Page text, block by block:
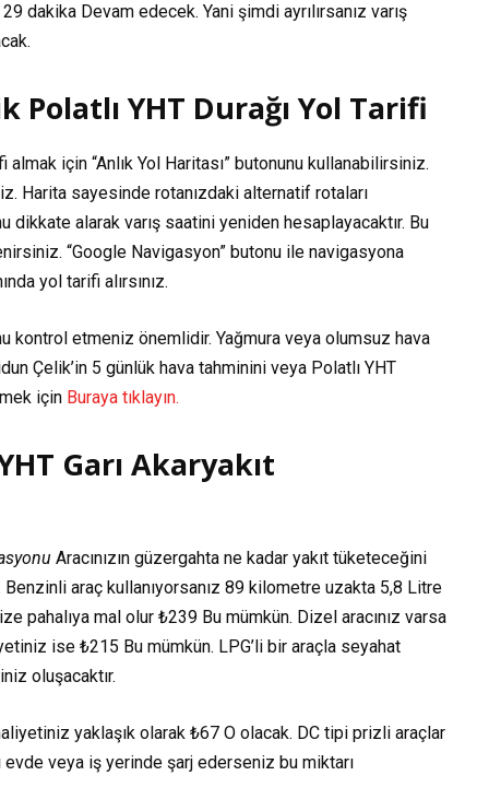
dakika Devam edecek. Yani şimdi ayrılırsanız varış
Polatlı YHT Durağı Yol Tarifi
almak için “Anlık Yol Haritası” butonunu kullanabilirsiniz.
Harita sayesinde rotanızdaki alternatif rotaları
dikkate alarak varış saatini yeniden hesaplayacaktır. Bu
“Google Navigasyon” butonu ile navigasyona
yol tarifi alırsınız.
kontrol etmeniz önemlidir. Yağmura veya olumsuz hava
Çelik’in 5 günlük hava tahminini veya Polatlı YHT
için Buraya tıklayın.
Garı Akaryakıt
Aracınızın güzergahta ne kadar yakıt tüketeceğini
araç kullanıyorsanız 89 kilometre uzakta 5,8 Litre
pahalıya mal olur ₺239 Bu mümkün. Dizel aracınız varsa
ise ₺215 Bu mümkün. LPG’li bir araçla seyahat
oluşacaktır.
yaklaşık olarak ₺67 O olacak. DC tipi prizli araçlar
evde veya iş yerinde şarj ederseniz bu miktarı